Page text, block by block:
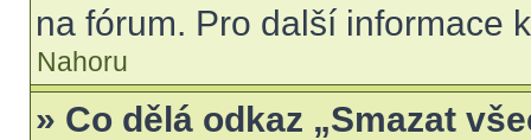
na fórum. Pro další informace
Nahoru
» Co dělá odkaz „Smazat